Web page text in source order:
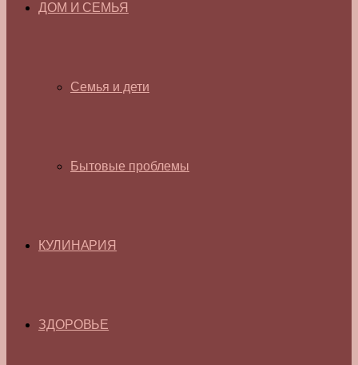
ДОМ И СЕМЬЯ
Семья и дети
Бытовые проблемы
КУЛИНАРИЯ
ЗДОРОВЬЕ